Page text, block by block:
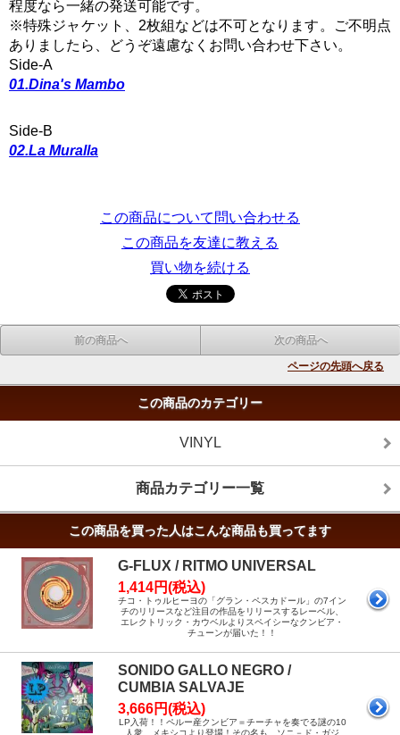
程度なら一緒の発送可能です。
※特殊ジャケット、2枚組などは不可となります。ご不明点
ありましたら、どうぞ遠慮なくお問い合わせ下さい。
Side-A
01.Dina's Mambo
Side-B
02.La Muralla
この商品について問い合わせる
この商品を友達に教える
買い物を続ける
前の商品へ 次の商品へ
ページの先頭へ戻る
この商品のカテゴリー
VINYL
商品カテゴリー一覧
この商品を買った人はこんな商品も買ってます
G-FLUX / RITMO UNIVERSAL
1,414円(税込)
チコ・トゥルヒーヨの「グラン・ペスカドール」の7イン
チのリリースなど注目の作品をリリースするレーベル、
エレクトリック・カウベルよりスペイシーなクンビア・
チューンが届いた！！
SONIDO GALLO NEGRO /
CUMBIA SALVAJE
3,666円(税込)
LP入荷！！ペルー産クンビア＝チーチャを奏でる謎の10
人衆、メキシコより登場！その名も、ソニ－ド・ガジ